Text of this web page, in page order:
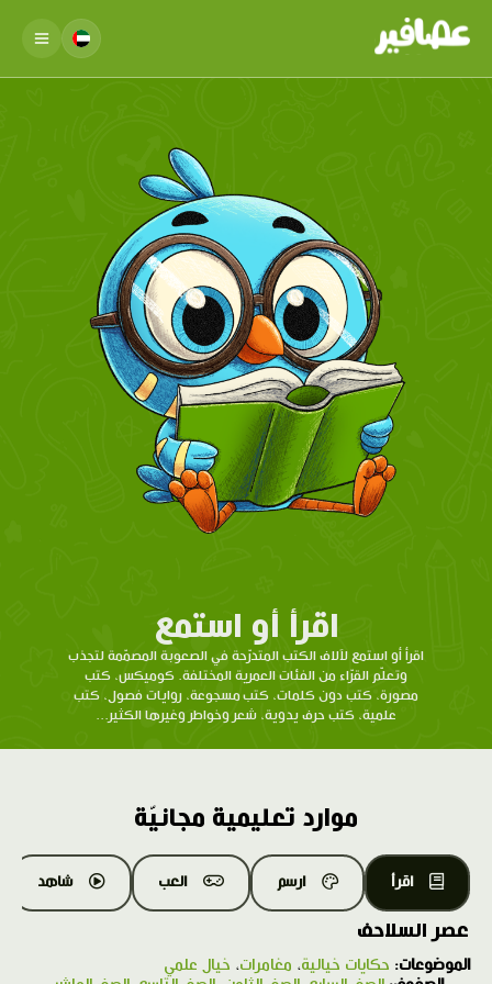
اقرأ أو استمع
اقرأ أو استمع لآلاف الكتب المتدرّحة في الصعوبة المصمّمة لتجذب
وتعلّم القرّاء من الفئات العمرية المختلفة. كوميكس، كتب
مصورة، كتب دون كلمات، كتب مسجوعة، روايات فصول، كتب
علمية، كتب حرف يدوية، شعر وخواطر وغيرها الكثير...
موارد تعليمية مجانيّة
اقرأ ارسم العب شاهد
عصر السلاحف
الموضوعات: حكايات خيالية، مغامرات، خيال علمي